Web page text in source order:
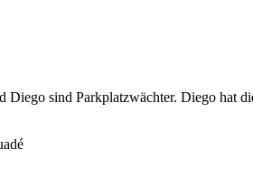
sind Parkplatzwächter. Diego hat